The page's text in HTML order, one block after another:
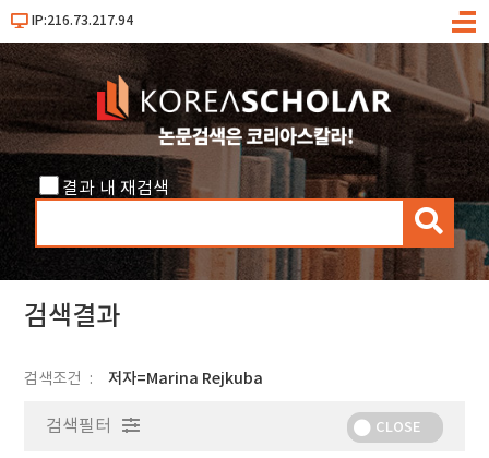
IP:216.73.217.94
메
결과 내 재검색
검
색
검색결과
검색조건 저자=Marina Rejkuba
검색필터 CLOSE